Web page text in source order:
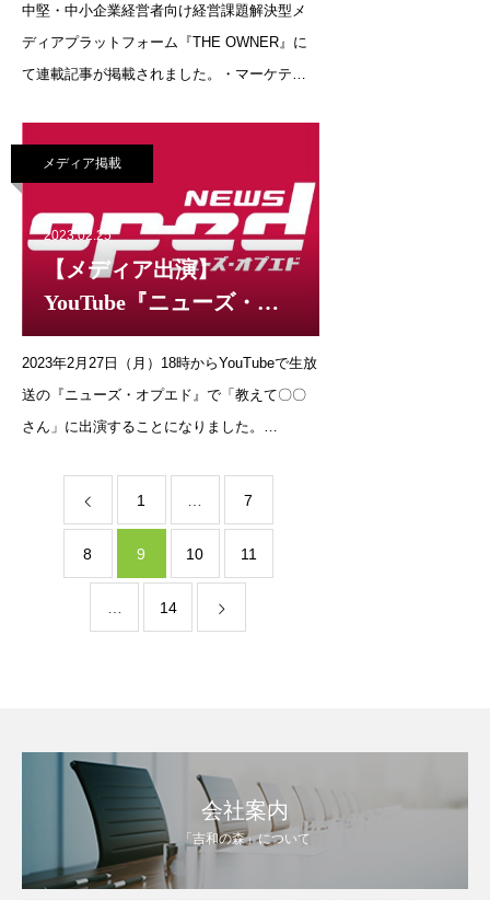
中堅・中小企業経営者向け経営課題解決型メ
ディアプラットフォーム『THE OWNER』に
て連載記事が掲載されました。・マーケティ
owner.jp/archives/12732 ・
メディア掲載
2023.02.25
【メディア出演】
YouTube『ニューズ・オ
プエド』（2月27日）
2023年2月27日（月）18時からYouTubeで生放
送の『ニューズ・オプエド』で「教えて〇〇
さん」に出演することになりました。
1 7
8 9 10 11
14
会社案内
「吉和の森」について